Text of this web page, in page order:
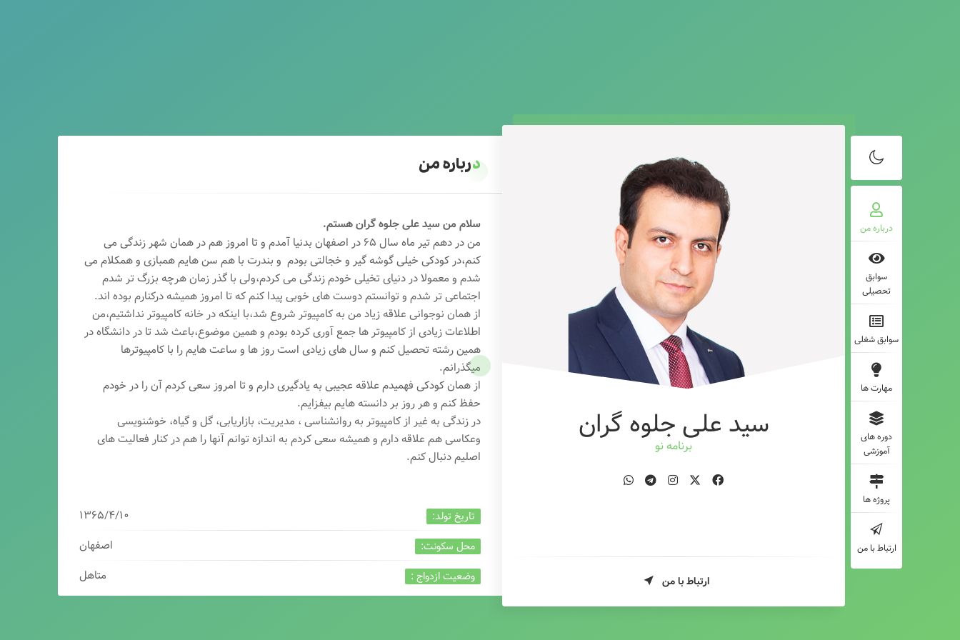
درباره من
سوابق
تحصیلی
سوابق شغلی
مهارت ها
دوره های
آموزشی
پروژه ها
ارتباط با من
سید علی جلوه گران
ط
ارتباط با من
درباره من
سلام من سید علی جلوه گران هستم.
من در دهم تیر ماه سال ۶۵ در اصفهان بدنیا آمدم و تا امروز هم در همان شهر زندگی می
کنم،در کودکی خیلی گوشه گیر و خجالتی بودم و بندرت با هم سن هایم همبازی و همکلام می
شدم و معمولا در دنیای تخیلی خودم زندگی می کردم،ولی با گذر زمان هرچه بزرگ تر شدم
اجتماعی تر شدم و توانستم دوست های خوبی پیدا کنم که تا امروز همیشه درکنارم بوده اند.
از همان نوجوانی علاقه زیاد من به کامپیوتر شروع شد،با اینکه در خانه کامپیوتر نداشتیم،من
اطلاعات زیادی از کامپیوتر ها جمع آوری کرده بودم و همین موضوع،باعث شد تا در دانشگاه در
همین رشته تحصیل کنم و سال های زیادی است روز ها و ساعت هایم را با کامپیوترها
میگذرانم.
از همان کودکی فهمیدم علاقه عجیبی به یادگیری دارم و تا امروز سعی کردم آن را در خودم
حفظ کنم و هر روز بر دانسته هایم بیفزایم.
در زندگی به غیر از کامپیوتر به روانشناسی ، مدیریت، بازاریابی، گل و گیاه، خوشنویسی
وعکاسی هم علاقه دارم و همیشه سعی کردم به اندازه توانم آنها را هم در کنار فعالیت های
اصلیم دنبال کنم.
تاریخ تولد: ۱۳۶۵/۴/۱۰
محل سکونت: اصفهان
وضعیت ازدواج : متاهل